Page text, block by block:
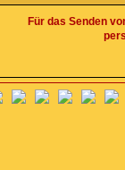
Für das Senden